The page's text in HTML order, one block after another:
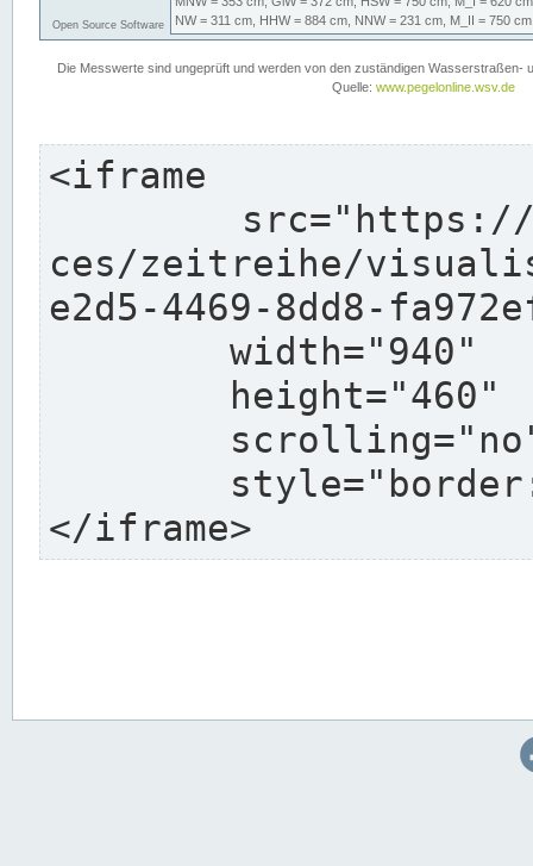
<iframe
ces/zeitreihe/
e2d5-4469-8dd8-
</iframe>